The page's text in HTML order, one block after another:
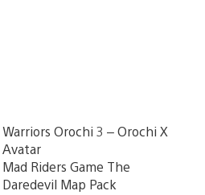
Warriors Orochi 3 – Orochi X
Avatar
Mad Riders Game The
Daredevil Map Pack